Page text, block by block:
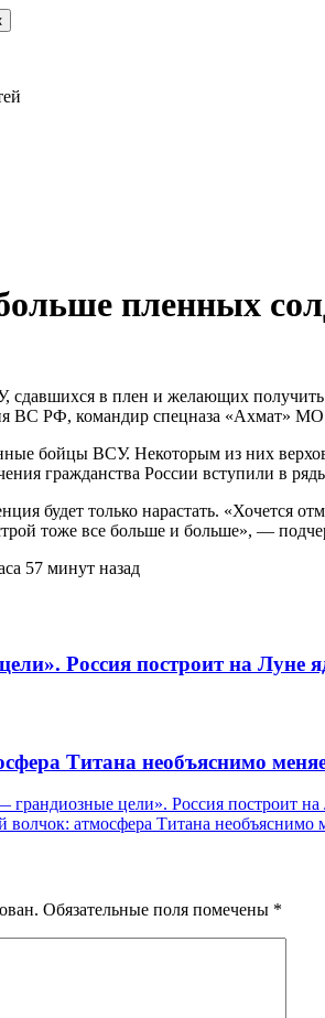
пленных
в плен и желающих получить
ВС РФ, командир спецназа «Ахмат»
бойцы ВСУ. Некоторым из них
гражданства России вступили в
будет только нарастать.
тоже все больше и больше», —
57 минут назад
Россия построит на Луне
Титана необъяснимо
грандиозные цели». Россия построит
волчок: атмосфера Титана
Обязательные поля помечены *